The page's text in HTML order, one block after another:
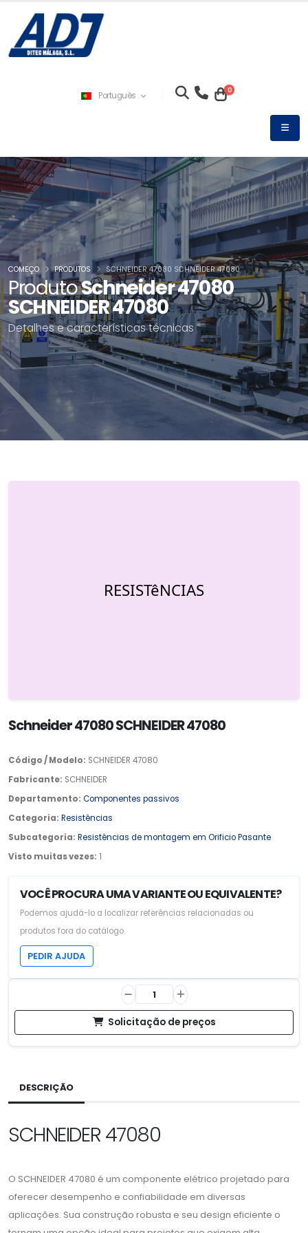
Português 0
ProdutoSchneider 47080
SCHNEIDER 47080
Detalhes e características técnicas
COMEÇO PRODUTOS SCHNEIDER 47080 SCHNEIDER 47080
Schneider 47080 SCHNEIDER 47080
Código / Modelo: SCHNEIDER 47080
Fabricante: SCHNEIDER
Departamento: Componentes passivos
Categoria: Resistências
Subcategoria: Resistências de montagem em Orificio Pasante
Visto muitas vezes: 1
VOCÊ PROCURA UMA VARIANTE OU EQUIVALENTE?
Podemos ajudá-lo a localizar referências relacionadas ou
produtos fora do catálogo.
PEDIR AJUDA
Solicitação de preços
DESCRIÇÃO
SCHNEIDER 47080
O SCHNEIDER 47080 é um componente elétrico projetado para
oferecer desempenho e confiabilidade em diversas
aplicações. Sua construção robusta e seu design eficiente o